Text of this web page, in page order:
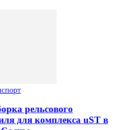
рельсового
для комплекса uST в